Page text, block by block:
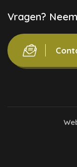
Vragen?